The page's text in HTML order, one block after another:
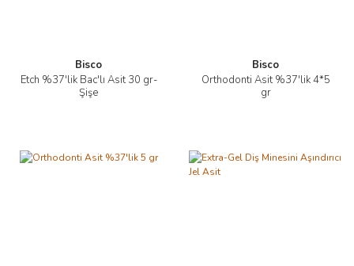
Bisco
Etch %37'lik Bac'lı Asit 30 gr-
Şişe
Bisco
Orthodonti Asit %37'lik 4*5
gr